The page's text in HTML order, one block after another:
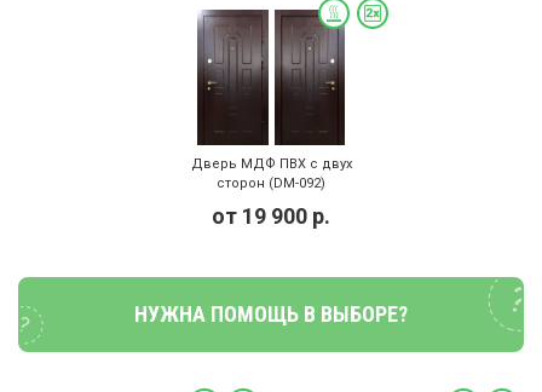
Дверь МДФ ПВХ с двух
сторон (DM-092)
от 19 900 р.
НУЖНА ПОМОЩЬ В ВЫБОРЕ?